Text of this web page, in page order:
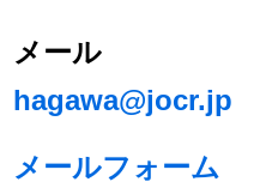
メール
hagawa@jocr.jp
メールフォーム